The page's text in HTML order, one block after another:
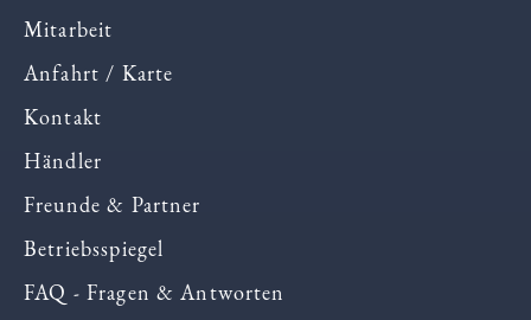
Mitarbeit
Anfahrt / Karte
Kontakt
Händler
Freunde & Partner
Betriebsspiegel
FAQ - Fragen & Antworten